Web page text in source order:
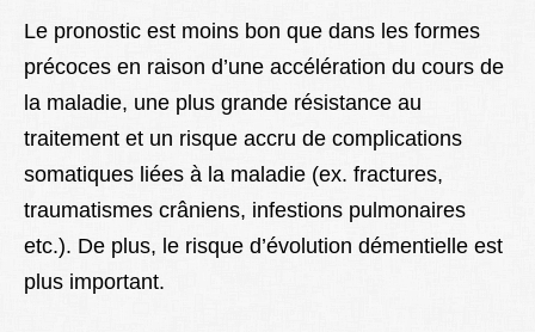
Le pronostic est moins bon que dans les formes
précoces en raison d’une accélération du cours de
la maladie, une plus grande résistance au
traitement et un risque accru de complications
somatiques liées à la maladie (ex. fractures,
traumatismes crâniens, infestions pulmonaires
etc.). De plus, le risque d’évolution démentielle est
plus important.